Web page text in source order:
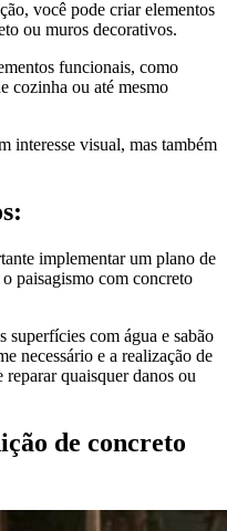
você pode criar elementos
ou muros decorativos.
funcionais, como
cozinha ou até mesmo
interesse visual, mas também
implementar um plano de
paisagismo com concreto
superfícies com água e sabão
necessário e a realização de
quaisquer danos ou
de concreto